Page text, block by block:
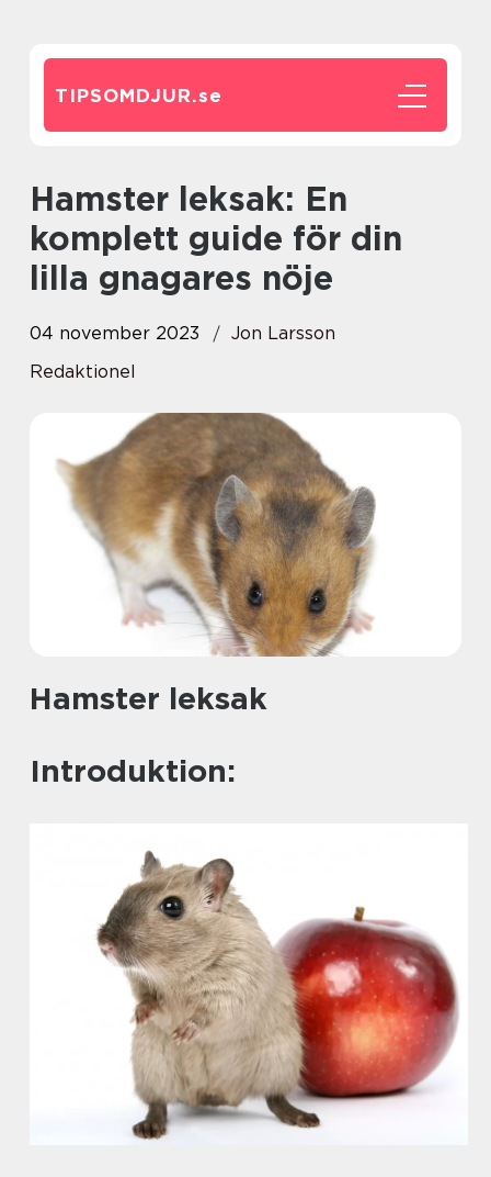
TIPSOMDJUR.se
Hamster leksak: En
komplett guide för din
lilla gnagares nöje
04 november 2023
Jon Larsson
Redaktionel
Hamster leksak
Introduktion: